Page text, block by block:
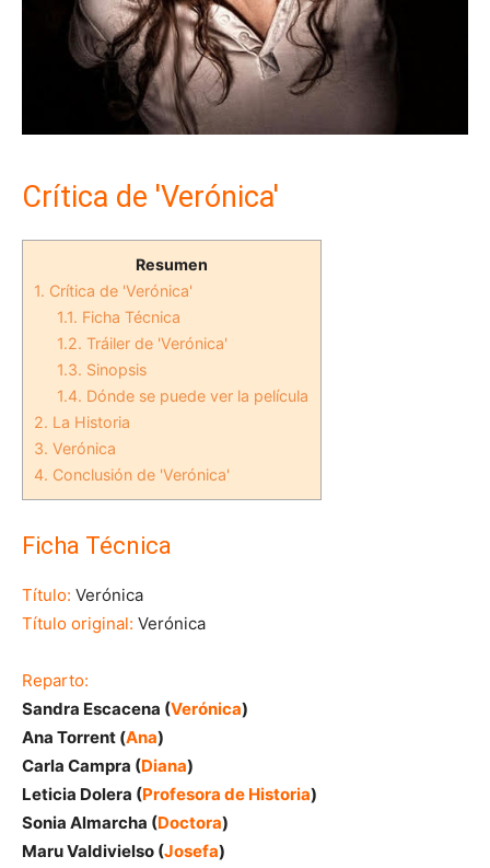
Crítica de 'Verónica'
Resumen
1. Crítica de 'Verónica'
1.1. Ficha Técnica
1.2. Tráiler de 'Verónica'
1.3. Sinopsis
1.4. Dónde se puede ver la película
2. La Historia
3. Verónica
4. Conclusión de 'Verónica'
Ficha Técnica
Título: Verónica
Título original: Verónica
Reparto:
Sandra Escacena (Verónica)
Ana Torrent (Ana)
Carla Campra (Diana)
Leticia Dolera (Profesora de Historia)
Sonia Almarcha (Doctora)
Maru Valdivielso (Josefa)